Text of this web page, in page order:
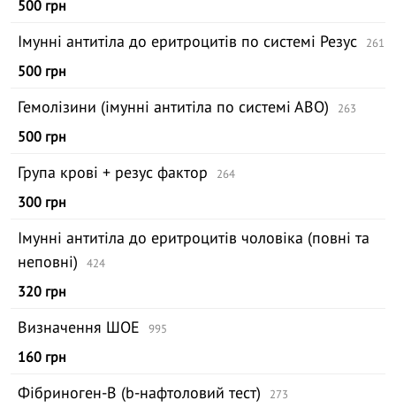
500 грн
Імунні антитіла до еритроцитів по системі Резус 261
500 грн
Гемолізини (імунні антитіла по системі АВО) 263
500 грн
Група крові + резус фактор 264
300 грн
Імунні антитіла до еритроцитів чоловіка (повні та
неповні)
424
320 грн
Визначення ШОЕ 995
160 грн
Фібриноген-В (b-нафтоловий тест) 273